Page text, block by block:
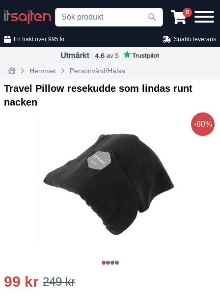
Search 0
Fri frakt över 995 kr Snabb leverans
Hemmet Personvård/Hälsa
Travel Pillow resekudde som lindas runt
nacken
-60%
99 kr 249 kr